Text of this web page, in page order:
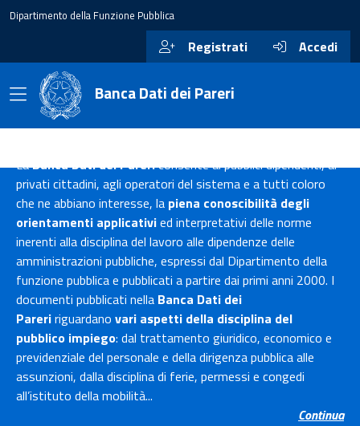
Dipartimento della Funzione Pubblica
Registrati Accedi
Banca Dati dei Pareri
LaBanca Dati dei Parericonsente ai pubblici dipendenti, ai
privati cittadini, agli operatori del sistema e a tutti coloro
che ne abbiano interesse, la piena conoscibilità degli
orientamenti applicativied interpretativi delle norme
inerenti alla disciplina del lavoro alle dipendenze delle
amministrazioni pubbliche, espressi dal Dipartimento della
funzione pubblica e pubblicati a partire dai primi anni 2000. I
documenti pubblicati nella Banca Dati dei
Pareririguardano vari aspetti della disciplina del
pubblico impiego: dal trattamento giuridico, economico e
previdenziale del personale e della dirigenza pubblica alle
assunzioni, dalla disciplina di ferie, permessi e congedi
all’istituto della mobilità...
Continua